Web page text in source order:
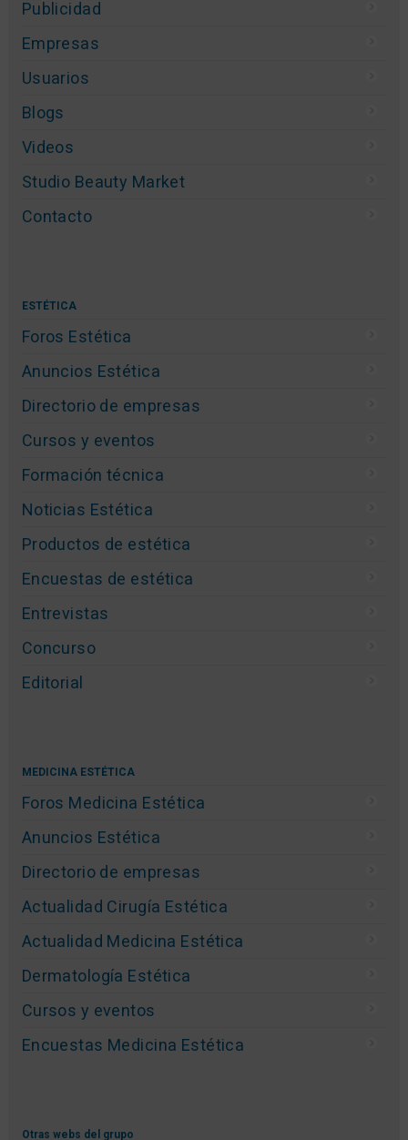
Publicidad
Empresas
Usuarios
Blogs
Videos
Studio Beauty Market
Contacto
ESTÉTICA
Foros Estética
Anuncios Estética
Directorio de empresas
Cursos y eventos
Formación técnica
Noticias Estética
Productos de estética
Encuestas de estética
Entrevistas
Concurso
Editorial
MEDICINA ESTÉTICA
Foros Medicina Estética
Anuncios Estética
Directorio de empresas
Actualidad Cirugía Estética
Actualidad Medicina Estética
Dermatología Estética
Cursos y eventos
Encuestas Medicina Estética
Otras webs del grupo